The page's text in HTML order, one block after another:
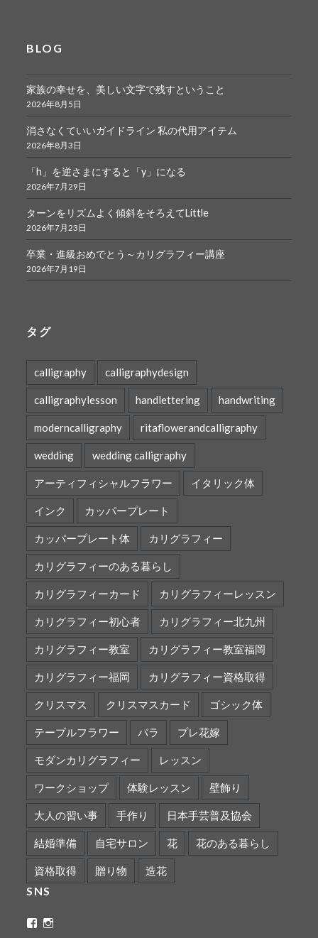
BLOG
家族の幸せを、美しい文字で残すということ
2026年8月5日
消さなくていいガイドライン 私の代用アイテム
2026年8月3日
「h」を逆さまにすると「y」になる
2026年7月29日
ターンをリズムよく傾斜をそろえてLittle
2026年7月23日
卒業・進級おめでとう～カリグラフィー講座
2026年7月19日
タグ
calligraphy calligraphydesign
calligraphylesson handlettering handwriting
moderncalligraphy ritaflowerandcalligraphy
wedding wedding calligraphy
アーティフィシャルフラワー イタリック体
インク カッパープレート
カッパープレート体 カリグラフィー
カリグラフィーのある暮らし
カリグラフィーカード カリグラフィーレッスン
カリグラフィー初心者 カリグラフィー北九州
カリグラフィー教室 カリグラフィー教室福岡
カリグラフィー福岡 カリグラフィー資格取得
クリスマス クリスマスカード ゴシック体
テーブルフラワー バラ プレ花嫁
モダンカリグラフィー レッスン
ワークショップ 体験レッスン 壁飾り
大人の習い事 手作り 日本手芸普及協会
結婚準備 自宅サロン 花 花のある暮らし
資格取得 贈り物 造花
SNS
ritaflower.calligraphy